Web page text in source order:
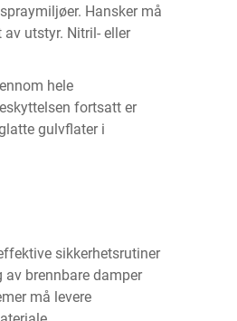
Hansker må
utstyr. Nitril- eller
hele
fortsatt er
gulvflater i
sikkerhetsrutiner
brennbare damper
må levere